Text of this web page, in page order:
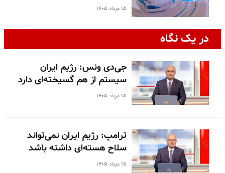
۱۵ مرداد ۱۴۰۵
در یک نگاه
جی‌دی ونس: رژیم ایران
سیستم از هم گسیخته‌ای دارد
۱۵ مرداد ۱۴۰۵
ترامپ: رژیم ایران نمی‌تواند
سلاح هسته‌ای داشته باشد
۱۵ مرداد ۱۴۰۵